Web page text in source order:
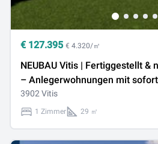
€ 127.395 € 4.320/㎡
NEUBAU Vitis | Fertiggestellt &
– Anlegerwohnungen mit
3902 Vitis
1 Zimmer 29 ㎡